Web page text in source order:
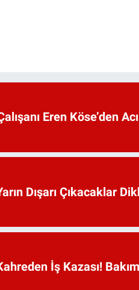
Eren Köse’den
Dışarı Çıkacaklar
İş Kazası!